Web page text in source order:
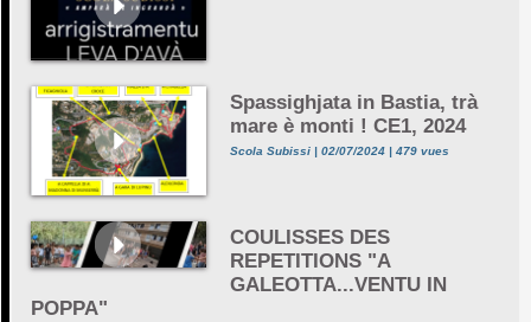
Spassighjata in Bastia, trà
mare è monti ! CE1, 2024
Scola Subissi | 02/07/2024 | 479 vues
COULISSES DES
REPETITIONS "A
GALEOTTA...VENTU IN
POPPA"